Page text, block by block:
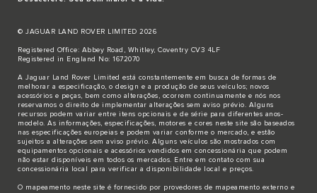
© JAGUAR LAND ROVER LIMITED 2026
Registered Office: Abbey Road, Whitley, Coventry CV3 4LF
Registered in England No: 1672070
A Jaguar Land Rover Limited está constantemente em busca de formas de
melhorar a especificação, o design e a produção de seus veículos; novos
acessórios e peças, bem como alterações, ocorrem continuamente e nós nos
reservamos o direito de implementar alterações sem aviso prévio. Alguns
recursos podem variar entre itens opcionais e de série para diferentes anos-
modelo. As informações, especificações, motores e cores neste site são baseados
nas especificações europeias e podem variar conforme o mercado, e estão
sujeitos a alterações sem aviso prévio. Alguns veículos são mostrados com
equipamentos opcionais e acessórios vendidos em concessionária que podem
não estar disponíveis em todos os mercados. Entre em contato com sua
concessionária local para verificar a disponibilidade local e preços.
O mapeamento neste site é fornecido por provedores de mapeamento externo e